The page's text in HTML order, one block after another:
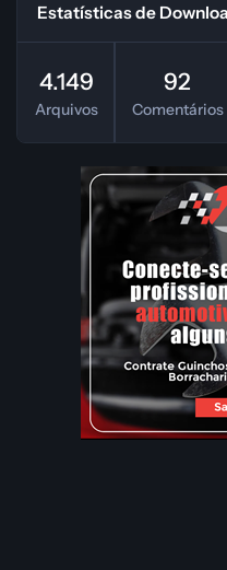
Estatísticas de
4.149
Arquivos
92
Comentários